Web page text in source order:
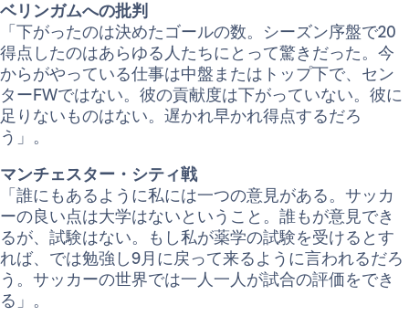
ベリンガムへの批判
「下がったのは決めたゴールの数。シーズン序盤で20
得点したのはあらゆる人たちにとって驚きだった。今
からがやっている仕事は中盤またはトップ下で、セン
ターFWではない。彼の貢献度は下がっていない。彼に
足りないものはない。遅かれ早かれ得点するだろ
う」。
マンチェスター・シティ戦
「誰にもあるように私には一つの意見がある。サッカ
ーの良い点は大学はないということ。誰もが意見でき
るが、試験はない。もし私が薬学の試験を受けるとす
れば、では勉強し9月に戻って来るように言われるだろ
う。サッカーの世界では一人一人が試合の評価をでき
る」。